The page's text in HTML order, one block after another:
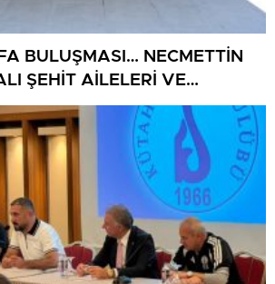
BULUŞMASI… NECMETTİN
ŞEHİT AİLELERİ VE